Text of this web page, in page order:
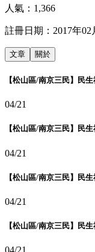
人氣： 1,366
註冊日期： 2017年02
文章 關於
【松山區/南京三民】民
04/21
【松山區/南京三民】民
04/21
【松山區/南京三民】民
04/21
【松山區/南京三民】民